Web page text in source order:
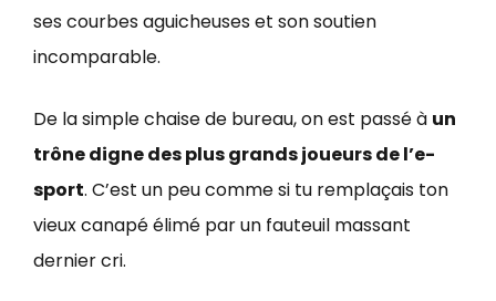
ses courbes aguicheuses et son soutien
incomparable.
De la simple chaise de bureau, on est passé à un
trône digne des plus grands joueurs de l’e-
sport. C’est un peu comme si tu remplaçais ton
vieux canapé élimé par un fauteuil massant
dernier cri.